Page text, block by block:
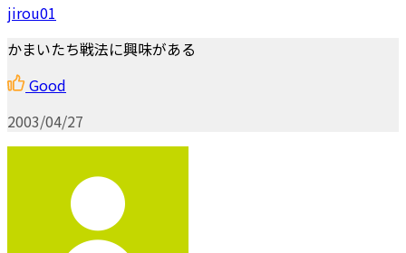
jirou01
かまいたち戦法に興味がある
Good
2003/04/27